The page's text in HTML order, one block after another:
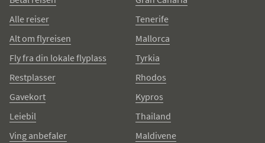
Alle reiser
Alt om flyreisen
Fly fra din lokale flyplass
Restplasser
Gavekort
Leiebil
Ving anbefaler
Tenerife
Mallorca
Tyrkia
Rhodos
Kypros
Thailand
Maldivene